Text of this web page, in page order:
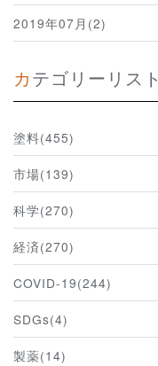
2019年07月(2)
カテゴリーリスト
塗料(455)
市場(139)
科学(270)
経済(270)
COVID-19(244)
SDGs(4)
製薬(14)